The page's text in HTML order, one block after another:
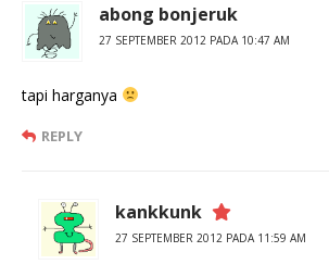
abong bonjeruk
27 SEPTEMBER 2012 PADA 10:47 AM
tapi harganya
REPLY
kankkunk
27 SEPTEMBER 2012 PADA 11:59 AM